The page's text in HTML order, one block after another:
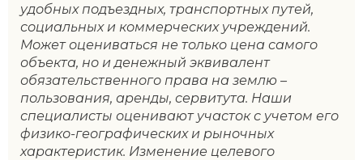
удобных подъездных, транспортных путей,
социальных и коммерческих учреждений.
Может оцениваться не только цена самого
объекта, но и денежный эквивалент
обязательственного права на землю –
пользования, аренды, сервитута. Наши
специалисты оценивают участок с учетом его
физико-географических и рыночных
характеристик. Изменение целевого